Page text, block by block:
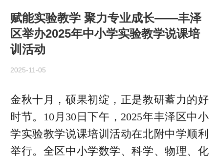
赋能实验教学 聚力专业成长——丰泽
区举办2025年中小学实验教学说课培
训活动
2025-11-05
金秋十月，硕果初绽，正是教研蓄力的好
时节。 10月30日下午，2025年丰泽区中小
学实验教学说课培训活动在北附中学顺利
举行。全区中小学数学、科学、物理、化